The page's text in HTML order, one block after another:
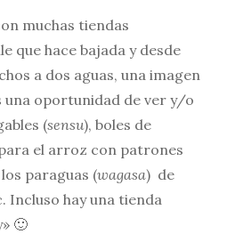
muchas tiendas
que hace bajada y desde
a dos aguas, una imagen
una oportunidad de ver y/o
(sensu), boles de
el arroz con patrones
paraguas (wagasa) de
Incluso hay una tienda
🙂